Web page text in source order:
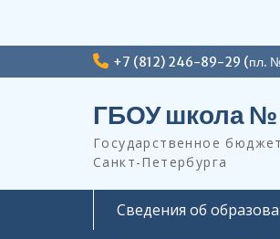
к
+7 (812) 246-89-29 (пл.
ГБОУ школа №
Государственное
Санкт-Петербурга
Сведения об